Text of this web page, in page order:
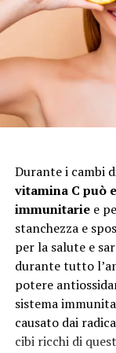
Durante i cambi
vitamina C può
immunitarie e
stanchezza e
per la salute e
durante tutto
potere
sistema
causato dai
cibi ricchi di